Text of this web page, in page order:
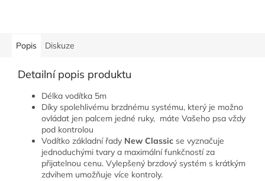
Popis Diskuze
Detailní popis produktu
Délka vodítka 5m
Díky spolehlivému brzdnému systému, který je možno
ovládat jen palcem jedné ruky, máte Vašeho psa vždy
pod kontrolou
Vodítko základní řady New Classic se vyznačuje
jednoduchými tvary a maximální funkčností za
přijatelnou cenu. Vylepšený brzdový systém s krátkým
zdvihem umožňuje více kontroly.